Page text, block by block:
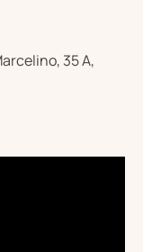
35 A,